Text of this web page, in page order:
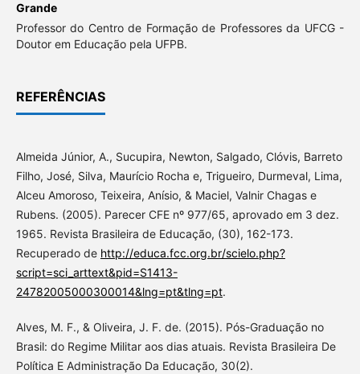
Grande
Professor do Centro de Formação de Professores da UFCG -
Doutor em Educação pela UFPB.
REFERÊNCIAS
Almeida Júnior, A., Sucupira, Newton, Salgado, Clóvis, Barreto
Filho, José, Silva, Maurício Rocha e, Trigueiro, Durmeval, Lima,
Alceu Amoroso, Teixeira, Anísio, & Maciel, Valnir Chagas e
Rubens. (2005). Parecer CFE nº 977/65, aprovado em 3 dez.
1965. Revista Brasileira de Educação, (30), 162-173.
Recuperado de http://educa.fcc.org.br/scielo.php?
script=sci_arttext&pid=S1413-
24782005000300014&lng=pt&tlng=pt.
Alves, M. F., & Oliveira, J. F. de. (2015). Pós-Graduação no
Brasil: do Regime Militar aos dias atuais. Revista Brasileira De
Política E Administração Da Educação, 30(2).